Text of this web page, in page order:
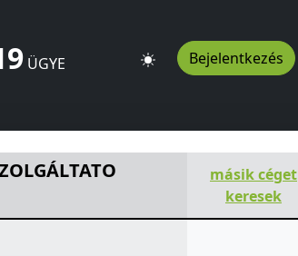
ÜGYE Bejelentkezés
RÁCKEVEPetöfi Sándor u 1
másik céget
keresek